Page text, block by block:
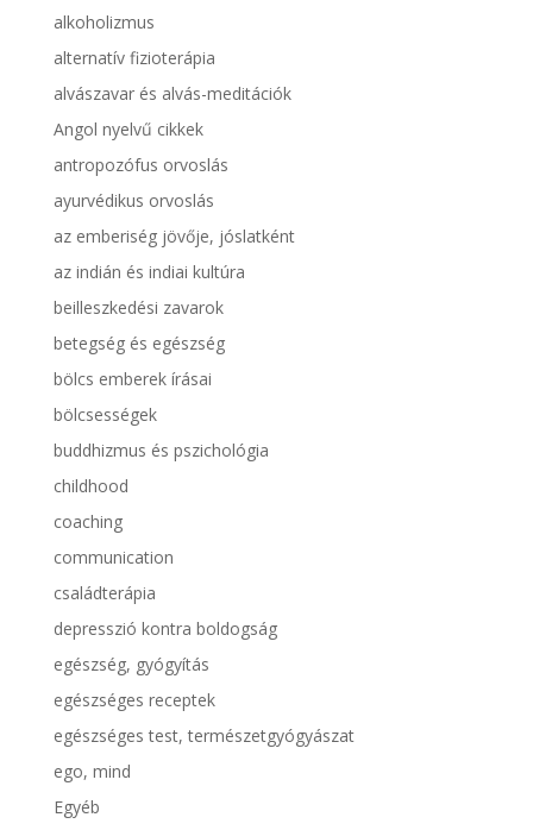
alkoholizmus
alternatív fizioterápia
alvászavar és alvás-meditációk
Angol nyelvű cikkek
antropozófus orvoslás
ayurvédikus orvoslás
az emberiség jövője, jóslatként
az indián és indiai kultúra
beilleszkedési zavarok
betegség és egészség
bölcs emberek írásai
bölcsességek
buddhizmus és pszichológia
childhood
coaching
communication
családterápia
depresszió kontra boldogság
egészség, gyógyítás
egészséges receptek
egészséges test, természetgyógyászat
ego, mind
Egyéb